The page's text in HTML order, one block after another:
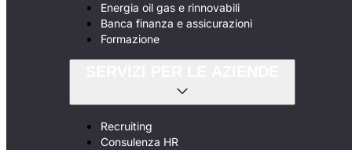
Energia oil gas e rinnovabili
Banca finanza e assicurazioni
Formazione
Recruiting
Consulenza HR